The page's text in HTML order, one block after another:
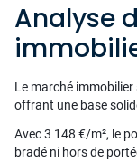
Analyse
Le marché
offrant une base
Avec 3 148 €/m², le
bradé ni hors de